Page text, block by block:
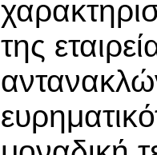
της